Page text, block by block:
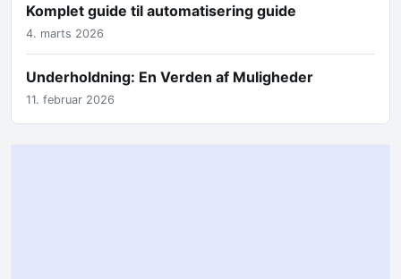
Komplet guide til automatisering guide
4. marts 2026
Underholdning: En Verden af Muligheder
11. februar 2026